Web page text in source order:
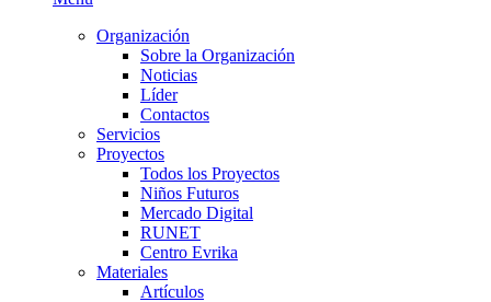
Organización
Sobre la Organización
Noticias
Líder
Contactos
Servicios
Proyectos
Todos los Proyectos
Niños Futuros
Mercado Digital
RUNET
Centro Evrika
Materiales
Artículos